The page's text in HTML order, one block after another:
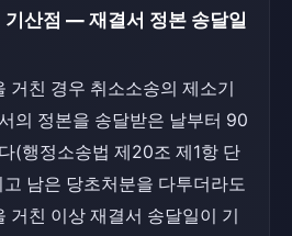
기산점 — 재결서 정본 송달일
거친 경우 취소소송의 제소기
의 정본을 송달받은 날부터 90
(행정소송법 제20조 제1항 단
남은 당초처분을 다투더라도
거친 이상 재결서 송달일이 기